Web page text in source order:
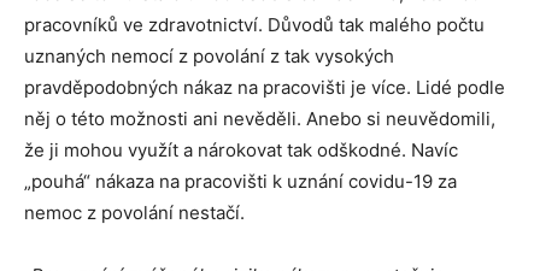
pracovníků ve zdravotnictví. Důvodů tak malého počtu
uznaných nemocí z povolání z tak vysokých
pravděpodobných nákaz na pracovišti je více. Lidé podle
něj o této možnosti ani nevěděli. Anebo si neuvědomili,
že ji mohou využít a nárokovat tak odškodné. Navíc
„pouhá“ nákaza na pracovišti k uznání covidu-19 za
nemoc z povolání nestačí.